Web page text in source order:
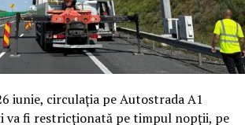
iunie, circulația pe Autostrada A1
va fi restricționată pe timpul nopții, pe